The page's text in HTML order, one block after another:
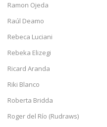
Ramon Ojeda
Raúl Deamo
Rebeca Luciani
Rebeka Elizegi
Ricard Aranda
Riki Blanco
Roberta Bridda
Roger del Río (Rudraws)